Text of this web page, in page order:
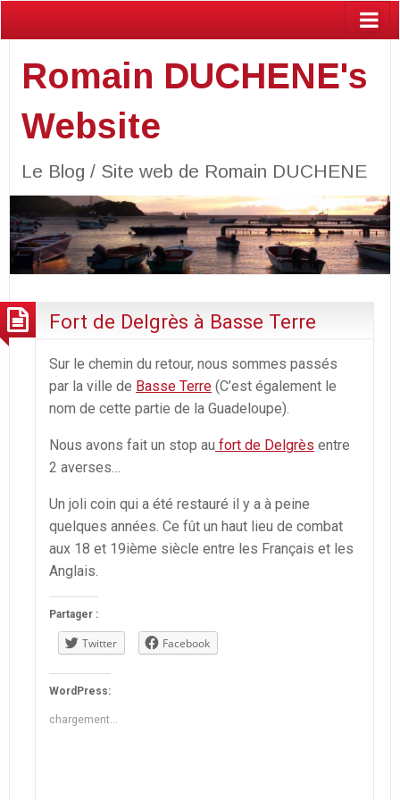
Romain DUCHENE's
Website
Le Blog / Site web de Romain DUCHENE
Fort de Delgrès à Basse Terre
Sur le chemin du retour, nous sommes passés
par la ville de Basse Terre (C’est également le
nom de cette partie de la Guadeloupe).
Nous avons fait un stop au fort de Delgrès entre
2 averses…
Un joli coin qui a été restauré il y a à peine
quelques années. Ce fût un haut lieu de combat
aux 18 et 19ième siècle entre les Français et les
Anglais.
Partager :
Twitter Facebook
WordPress:
chargement…